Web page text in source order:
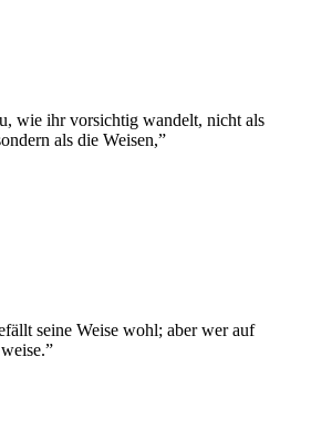
wie ihr vorsichtig wandelt, nicht als
als die Weisen,”
seine Weise wohl; aber wer auf
”